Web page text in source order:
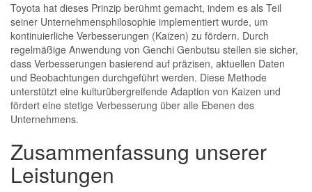
Toyota hat dieses Prinzip berühmt gemacht, indem es als Teil
seiner Unternehmensphilosophie implementiert wurde, um
kontinuierliche Verbesserungen (Kaizen) zu fördern. Durch
regelmäßige Anwendung von Genchi Genbutsu stellen sie sicher,
dass Verbesserungen basierend auf präzisen, aktuellen Daten
und Beobachtungen durchgeführt werden. Diese Methode
unterstützt eine kulturübergreifende Adaption von Kaizen und
fördert eine stetige Verbesserung über alle Ebenen des
Unternehmens.
Zusammenfassung unserer
Leistungen